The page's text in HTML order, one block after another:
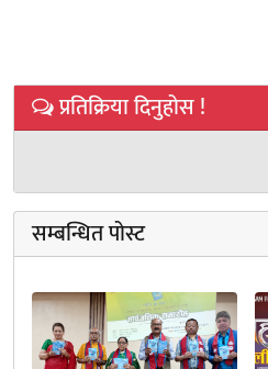
प्रतिक्रिया दिनुहोस !
सम्बन्धित पोस्ट